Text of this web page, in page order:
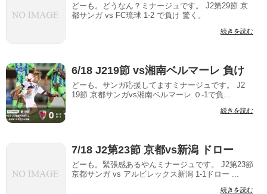
どーも。どうなん？ミナージュです。 J2第29節 京
都サンガ vs FC琉球 1-2 で負け 驚く。
続きを読む
6/18 J219節 vs湘南ベルマーレ 負け
どーも。サンガ応援してますミナージュです。 J2
19節 京都サンガvs湘南ベルマーレ ０-1で負...
続きを読む
7/18 J2第23節 京都vs新潟 ドロー
どーも。緊張感あるやんミナージュです。 J2第23節
京都サンガ vs アルビレックス新潟 1-1ドロー ...
続きを読む